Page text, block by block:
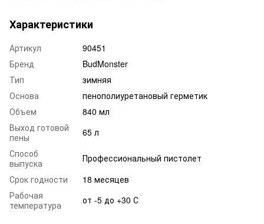
Характеристики
Артикул
90451
Бренд
BudMonster
Тип
зимняя
Основа
пенополиуретановый герметик
Объем
840 мл
Выход готовой
пены
65 л
Способ
выпуска
Профессиональный пистолет
Срок годности
18 месяцев
Рабочая
температура
от -5 до +30 С